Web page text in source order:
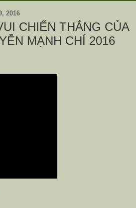
2016
CHIẾN THẮNG CỦA
MẠNH CHÍ 2016